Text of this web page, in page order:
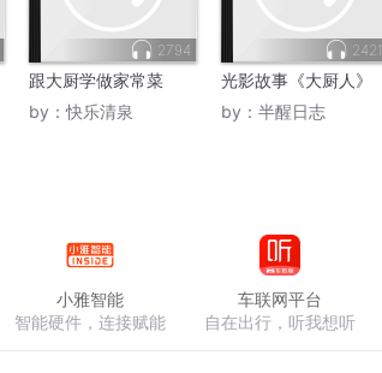
2794
跟大厨学做家常菜
by：快乐清泉
2421
光影故事《大厨人》
by： 半醒日志
小雅智能
智能硬件，连接赋能
车联网平台
自在出行，听我想听